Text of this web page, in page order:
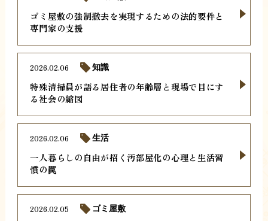
ゴミ屋敷の強制撤去を実現するための法的要件と
専門家の支援
特殊清掃員が語る居住者の年齢層と現場で目にす
る社会の縮図
2026.02.06 知識
一人暮らしの自由が招く汚部屋化の心理と生活習
慣の罠
2026.02.06 生活
2026.02.05 ゴミ屋敷